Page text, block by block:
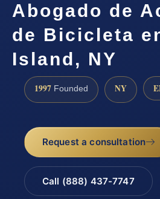
Abogado de
de Bicicleta
Island, NY
1997 Founded NY
Request a consultation
Call (888) 437-7747